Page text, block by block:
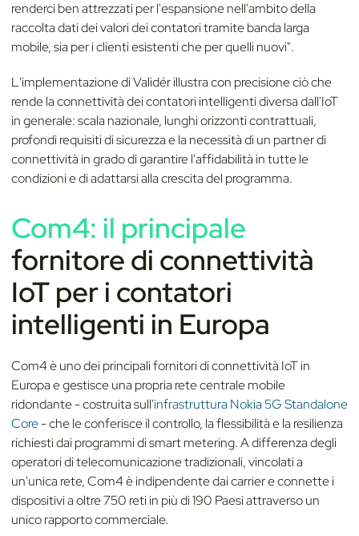
renderci ben attrezzati per l'espansione nell'ambito della
raccolta dati dei valori dei contatori tramite banda larga
mobile, sia per i clienti esistenti che per quelli nuovi".
L'implementazione di Validér illustra con precisione ciò che
rende la connettività dei contatori intelligenti diversa dall'IoT
in generale: scala nazionale, lunghi orizzonti contrattuali,
profondi requisiti di sicurezza e la necessità di un partner di
connettività in grado di garantire l'affidabilità in tutte le
condizioni e di adattarsi alla crescita del programma.
Com4: il principale
fornitore di connettività
IoT per i contatori
intelligenti in Europa
Com4 è uno dei principali fornitori di connettività IoT in
Europa e gestisce una propria rete centrale mobile
ridondante - costruita sull'infrastruttura Nokia 5G Standalone
Core- che le conferisce il controllo, la flessibilità e la resilienza
richiesti dai programmi di smart metering. A differenza degli
operatori di telecomunicazione tradizionali, vincolati a
un'unica rete, Com4 è indipendente dai carrier e connette i
dispositivi a oltre 750 reti in più di 190 Paesi attraverso un
unico rapporto commerciale.